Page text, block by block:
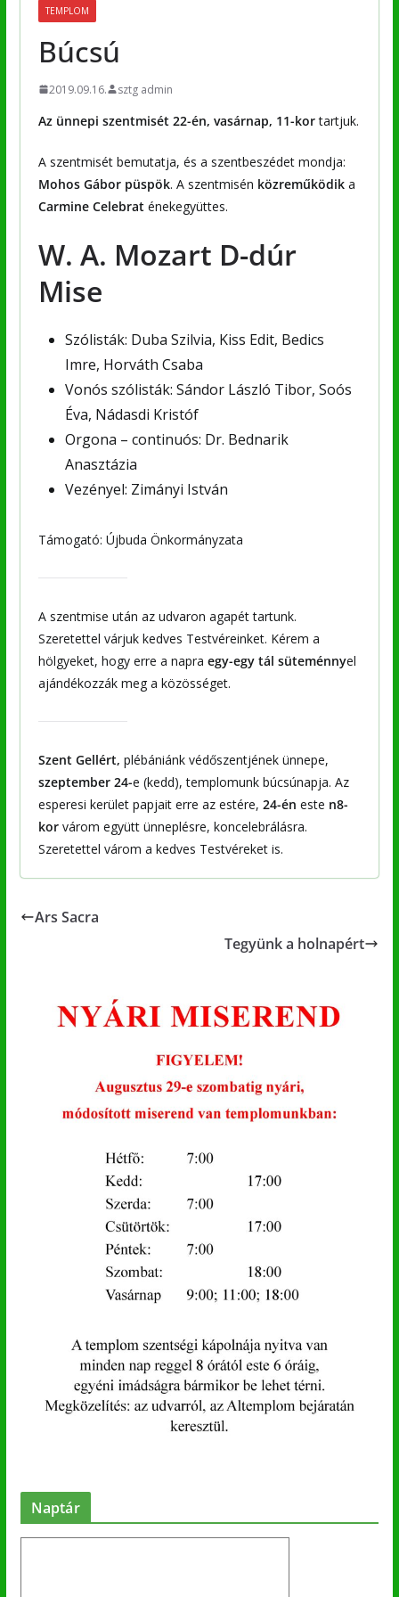
TEMPLOM
Búcsú
2019.09.16. sztg admin
Az ünnepi szentmisét 22-én, vasárnap, 11-kortartjuk.
A szentmisét bemutatja, és a szentbeszédet mondja:
Mohos Gábor püspök. A szentmisén közreműködika
Carmine Celebrat énekegyüttes.
W. A. Mozart D-dúr
Mise
Szólisták: Duba Szilvia, Kiss Edit, Bedics
Imre, Horváth Csaba
Vonós szólisták: Sándor László Tibor, Soós
Éva, Nádasdi Kristóf
Orgona – continuós: Dr. Bednarik
Anasztázia
Vezényel: Zimányi István
Támogató: Újbuda Önkormányzata
A szentmise után az udvaron agapét tartunk.
Szeretettel várjuk kedves Testvéreinket. Kérem a
hölgyeket, hogy erre a napra egy-egy tál süteménnyel
ajándékozzák meg a közösséget.
Szent Gellért, plébániánk védőszentjének ünnepe,
szeptember 24-e (kedd), templomunk búcsúnapja. Az
esperesi kerület papjait erre az estére, 24-én este n8-
kor várom együtt ünneplésre, koncelebrálásra.
Szeretettel várom a kedves Testvéreket is.
Ars Sacra
Tegyünk a holnapért
Naptár